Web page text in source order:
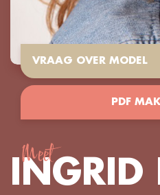
VRAAG OVER MODEL
PDF
Meet
INGRID